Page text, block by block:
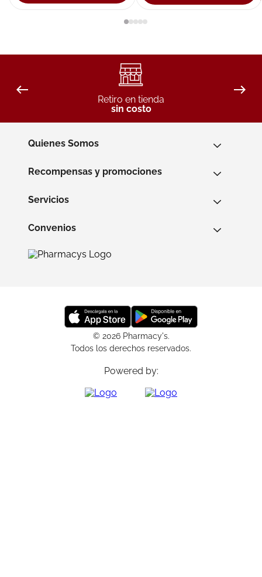
Retiro en tienda
sin costo
Quienes Somos
Recompensas y promociones
Servicios
Convenios
© 2026 Pharmacy's.
Todos los derechos reservados.
Powered by: